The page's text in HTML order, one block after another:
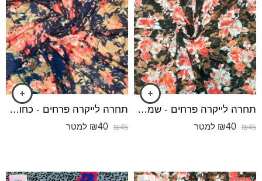
תחרה לייקרה פרחים - שמנת אדום ירוק
₪45
₪40 למטר
תחרה לייקרה פרחים - כחול נייבי קורל אדום בהיר
₪45
₪40 למטר